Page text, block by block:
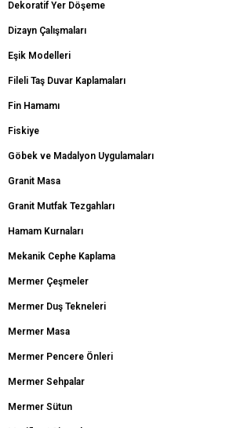
Dekoratif Yer Döşeme
Dizayn Çalışmaları
Eşik Modelleri
Fileli Taş Duvar Kaplamaları
Fin Hamamı
Fiskiye
Göbek ve Madalyon Uygulamaları
Granit Masa
Granit Mutfak Tezgahları
Hamam Kurnaları
Mekanik Cephe Kaplama
Mermer Çeşmeler
Mermer Duş Tekneleri
Mermer Masa
Mermer Pencere Önleri
Mermer Sehpalar
Mermer Sütun